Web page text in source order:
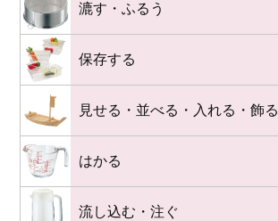
漉す・ふるう
保存する
見せる・並べる・入れる・飾る
はかる
流し込む・注ぐ